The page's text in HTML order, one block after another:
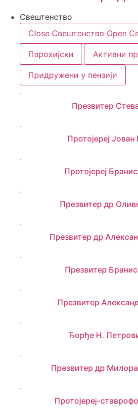
Свештенство
Close Свештенство Open
Парохијски Активни
Придружени у пензији
Презвитер
Протојереј
Протојереј
Презвитер др
Презвитер др
Презвитер
Презвитер
Ђорђе Н.
Презвитер др
Протојереј-